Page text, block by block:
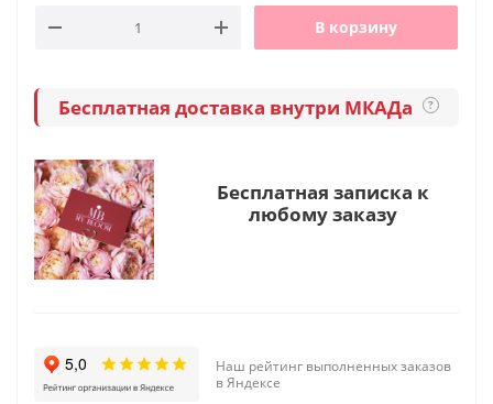
В корзину
Бесплатная доставка внутри МКАДа ?
Бесплатная записка к
любому заказу
Наш рейтинг выполненных заказов
в Яндексе